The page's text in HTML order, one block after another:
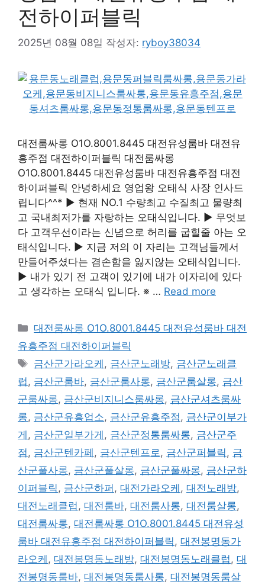
전하이퍼블릭
2025년 08월 08일 작성자: ryboy38034
대전룸싸롱 O1O.8001.8445 대전유성룸바 대전유
흥주점 대전하이퍼블릭 대전룸싸롱
O1O.8001.8445 대전유성룸바 대전유흥주점 대전
하이퍼블릭 안녕하세요 영업왕 오태식 사장 인사드
립니다^^* ▶ 현재 NO.1 수량최고 수질최고 물량최
고 국내최저가를 자랑하는 오태식입니다. ▶ 무엇보
다 고객우선이라는 신념으로 허리를 굽힐줄 아는 오
태식입니다. ▶ 지금 저의 이 자리는 고객님들께서
만들어주셨다는 겸손함을 잃지않는 오태식입니다.
▶ 내가 있기 전 고객이 있기에 내가 이자리에 있다
고 생각하는 오태식 입니다. ※ … Read more
카
테
리
대전룸싸롱 O1O.8001.8445 대전유성룸바 대전
유흥주점 대전하이퍼블릭
태
그
금산군가라오케 , 금산군노래방, 금산군노래클
럽, 금산군룸바, 금산군룸사롱, 금산군룸살롱, 금산
군룸싸롱, 금산군비지니스룸싸롱, 금산군셔츠룸싸
롱, 금산군유흥업소, 금산군유흥주점, 금산군이부가
게 , 금산군일부가게 , 금산군정통룸싸롱, 금산군주
점, 금산군텐카페 , 금산군텐프로, 금산군퍼블릭, 금
산군풀사롱, 금산군풀살롱, 금산군풀싸롱, 금산군하
이퍼블릭, 금산군하퍼 , 대전가라오케 , 대전노래방,
대전노래클럽, 대전룸바, 대전룸사롱, 대전룸살롱,
대전룸싸롱, 대전룸싸롱 O1O.8001.8445 대전유성
룸바 대전유흥주점 대전하이퍼블릭, 대전봉명동가
라오케 , 대전봉명동노래방, 대전봉명동노래클럽, 대
전봉명동룸바, 대전봉명동룸사롱, 대전봉명동룸살